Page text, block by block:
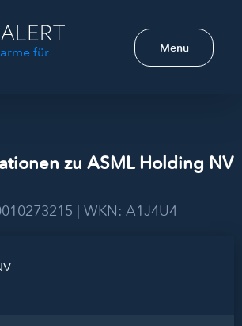
für
Menu
zu ASML Holding NV
| WKN: A1J4U4